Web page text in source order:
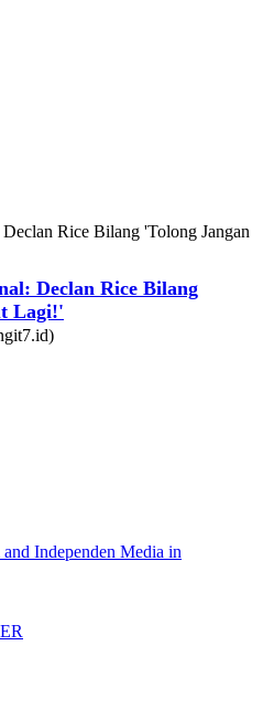
Declan Rice Bilang
Lagi!'
Independen Media in